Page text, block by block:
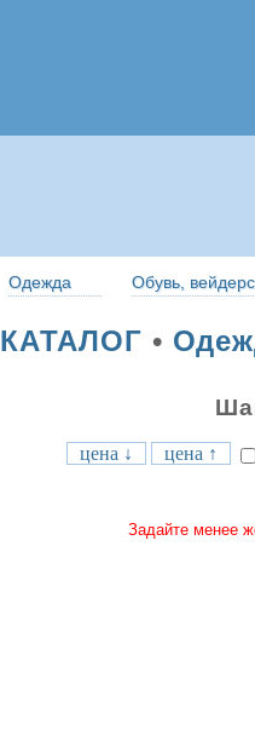
Одежда Обувь,
КАТАЛОГ •
цена ↓ цена ↑
Задайте менее